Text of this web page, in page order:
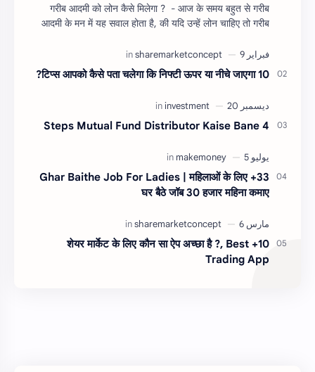
गरीब आदमी को लोन कैसे मिलेगा ? - आज के समय बहुत से गरीब
आदमी के मन में यह सवाल होता है, की यदि उन्हें लोन चाहिए तो गरीब
10 टिप्स आपको कैसे पता चलेगा कि निफ्टी ऊपर या नीचे जाएगा?
4 Steps Mutual Fund Distributor Kaise Bane
33+ Ghar Baithe Job For Ladies | महिलाओं के लिए
घर बैठे जॉब 30 हजार महिना कमाए
10+ शेयर मार्केट के लिए कौन सा ऐप अच्छा है ?, Best
Trading App